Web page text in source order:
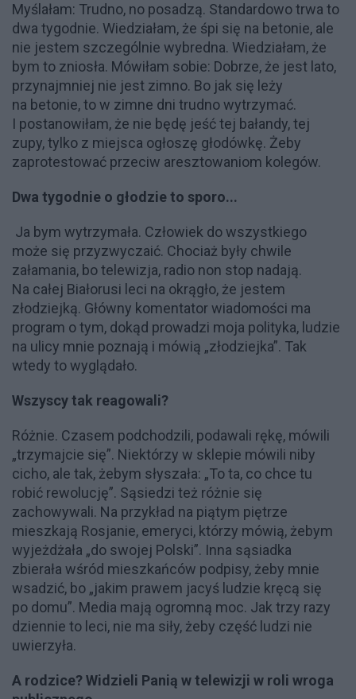
Myślałam: Trudno, no posadzą. Standardowo trwa to
dwa tygodnie. Wiedziałam, że śpi się na betonie, ale
nie jestem szczególnie wybredna. Wiedziałam, że
bym to zniosła. Mówiłam sobie: Dobrze, że jest lato,
przynajmniej nie jest zimno. Bo jak się leży
na betonie, to w zimne dni trudno wytrzymać.
I postanowiłam, że nie będę jeść tej bałandy, tej
zupy, tylko z miejsca ogłoszę głodówkę. Żeby
zaprotestować przeciw aresztowaniom kolegów.
Dwa tygodnie o głodzie to sporo...
Ja bym wytrzymała. Człowiek do wszystkiego
może się przyzwyczaić. Chociaż były chwile
załamania, bo telewizja, radio non stop nadają.
Na całej Białorusi leci na okrągło, że jestem
złodziejką. Główny komentator wiadomości ma
program o tym, dokąd prowadzi moja polityka, ludzie
na ulicy mnie poznają i mówią „złodziejka”. Tak
wtedy to wyglądało.
Wszyscy tak reagowali?
Różnie. Czasem podchodzili, podawali rękę, mówili
„trzymajcie się”. Niektórzy w sklepie mówili niby
cicho, ale tak, żebym słyszała: „To ta, co chce tu
robić rewolucję”. Sąsiedzi też różnie się
zachowywali. Na przykład na piątym piętrze
mieszkają Rosjanie, emeryci, którzy mówią, żebym
wyjeżdżała „do swojej Polski”. Inna sąsiadka
zbierała wśród mieszkańców podpisy, żeby mnie
wsadzić, bo „jakim prawem jacyś ludzie kręcą się
po domu”. Media mają ogromną moc. Jak trzy razy
dziennie to leci, nie ma siły, żeby część ludzi nie
uwierzyła.
A rodzice? Widzieli Panią w telewizji w roli wroga